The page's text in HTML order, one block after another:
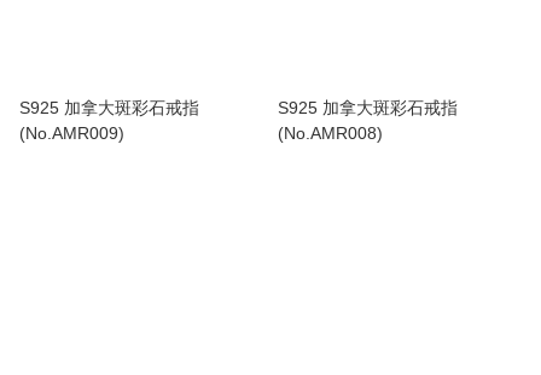
S925 加拿大斑彩石戒指
(No.AMR009)
S925 加拿大斑彩石戒指
(No.AMR008)